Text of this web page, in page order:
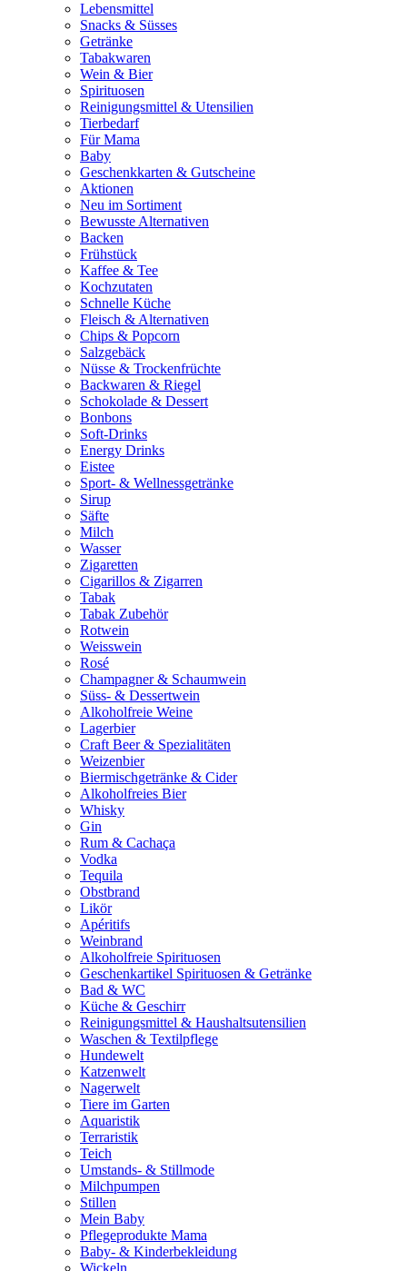
Lebensmittel
Snacks & Süsses
Getränke
Tabakwaren
Wein & Bier
Spirituosen
Reinigungsmittel & Utensilien
Tierbedarf
Für Mama
Baby
Geschenkkarten & Gutscheine
Aktionen
Neu im Sortiment
Bewusste Alternativen
Backen
Frühstück
Kaffee & Tee
Kochzutaten
Schnelle Küche
Fleisch & Alternativen
Chips & Popcorn
Salzgebäck
Nüsse & Trockenfrüchte
Backwaren & Riegel
Schokolade & Dessert
Bonbons
Soft-Drinks
Energy Drinks
Eistee
Sport- & Wellnessgetränke
Sirup
Säfte
Milch
Wasser
Zigaretten
Cigarillos & Zigarren
Tabak
Tabak Zubehör
Rotwein
Weisswein
Rosé
Champagner & Schaumwein
Süss- & Dessertwein
Alkoholfreie Weine
Lagerbier
Craft Beer & Spezialitäten
Weizenbier
Biermischgetränke & Cider
Alkoholfreies Bier
Whisky
Gin
Rum & Cachaça
Vodka
Tequila
Obstbrand
Likör
Apéritifs
Weinbrand
Alkoholfreie Spirituosen
Geschenkartikel Spirituosen & Getränke
Bad & WC
Küche & Geschirr
Reinigungsmittel & Haushaltsutensilien
Waschen & Textilpflege
Hundewelt
Katzenwelt
Nagerwelt
Tiere im Garten
Aquaristik
Terraristik
Teich
Umstands- & Stillmode
Milchpumpen
Stillen
Mein Baby
Pflegeprodukte Mama
Baby- & Kinderbekleidung
Wickeln